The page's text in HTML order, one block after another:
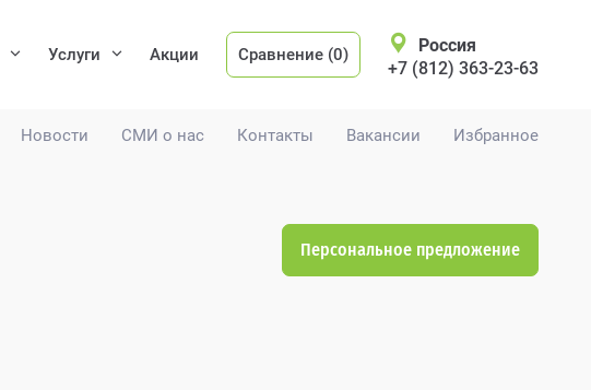
Новости СМИ о нас Контакты Вакансии Избранное
Услуги Акции Сравнение (0)
Россия
+7 (812) 363-23-63
Персональное предложение